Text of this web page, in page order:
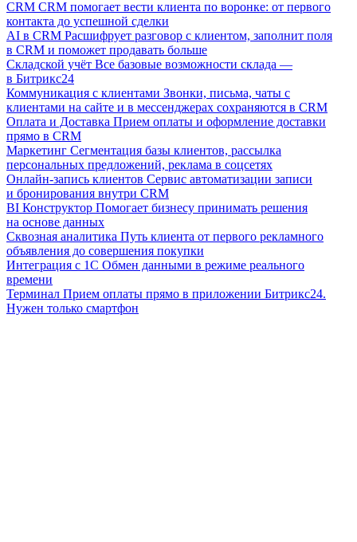
CRM CRM помогает вести клиента по воронке: от первого
контакта до успешной сделки
AI в CRM Расшифрует разговор с клиентом, заполнит поля
в CRM и поможет продавать больше
Складской учёт Все базовые возможности склада —
в Битрикс24
Коммуникация с клиентами Звонки, письма, чаты с
клиентами на сайте и в мессенджерах сохраняются в CRM
Оплата и Доставка Прием оплаты и оформление доставки
прямо в CRM
Маркетинг Сегментация базы клиентов, рассылка
персональных предложений, реклама в соцсетях
Онлайн-запись клиентов Сервис автоматизации записи
и бронирования внутри CRM
BI Конструктор Помогает бизнесу принимать решения
на основе данных
Сквозная аналитика Путь клиента от первого рекламного
объявления до совершения покупки
Интеграция с 1С Обмен данными в режиме реального
времени
Терминал Прием оплаты прямо в приложении Битрикс24.
Нужен только смартфон